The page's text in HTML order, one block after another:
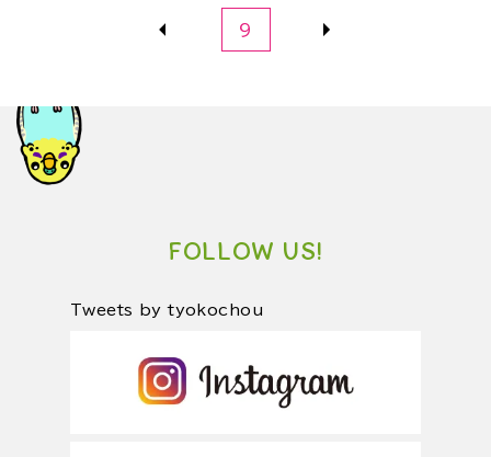
9
FOLLOW US!
Tweets by tyokochou